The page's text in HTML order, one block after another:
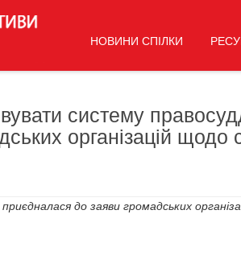
НОВИНИ СПІЛКИ
систему
організацій щодо
приєдналася до заяви громадських